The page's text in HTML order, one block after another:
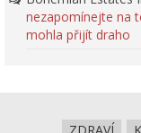
nezapomínejte na
mohla přijít draho